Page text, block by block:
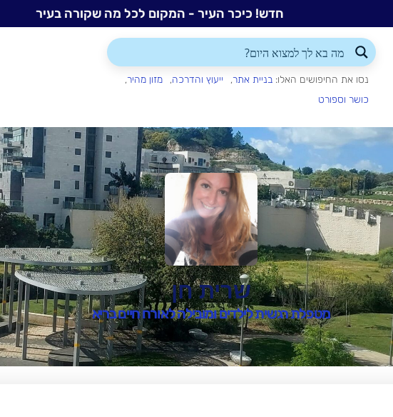
חדש! כיכר העיר - המקום לכל מה שקורה בעיר
נסו את החיפושים האלו: בניית אתר ייעוץ והדרכה
מזון מהיר
כושר וספורט
שרית חן
מטפלת רגשית לילדים ומובילה לאורח חיים בריא